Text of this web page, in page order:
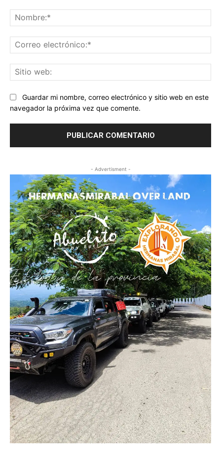
Guardar mi nombre, correo electrónico y sitio web en este
navegador la próxima vez que comente.
- Advertisment -